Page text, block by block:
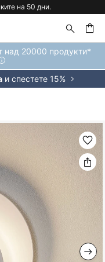
на 50 дни.
над 20000 продукти*
и спестете 15%